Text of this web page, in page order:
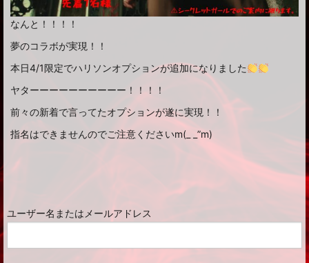
なんと！！！！
夢のコラボが実現！！
本日4/1限定でハリソンオプションが追加になりました
ヤターーーーーーーーーー！！！！
前々の新着で言ってたオプションが遂に実現！！
指名はできませんのでご注意くださいm(_ _”m)
ユーザー名またはメールアドレス